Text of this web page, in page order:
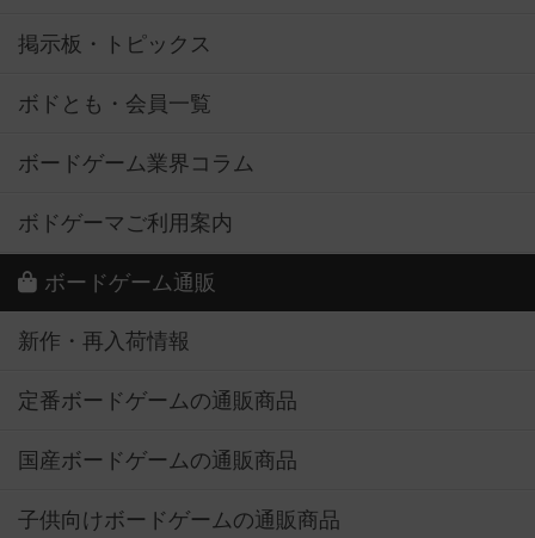
掲示板・トピックス
ボドとも・会員一覧
ボードゲーム業界コラム
ボドゲーマご利用案内
ボードゲーム通販
新作・再入荷情報
定番ボードゲームの通販商品
国産ボードゲームの通販商品
子供向けボードゲームの通販商品